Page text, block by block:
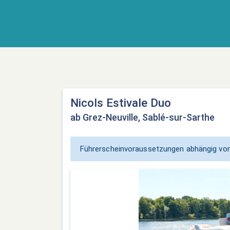
Nicols Estivale Duo
ab Grez-Neuville, Sablé-sur-Sarthe
Führerscheinvoraussetzungen abhängig